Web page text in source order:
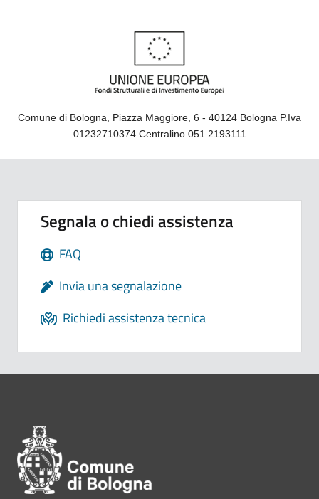
Comune di Bologna, Piazza Maggiore, 6 - 40124 Bologna P.Iva
01232710374 Centralino 051 2193111
Segnala o chiedi assistenza
FAQ
Invia una segnalazione
Richiedi assistenza tecnica